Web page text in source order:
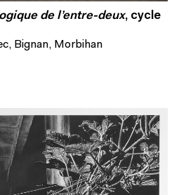
de l’entre-deux, cycle
Bignan, Morbihan